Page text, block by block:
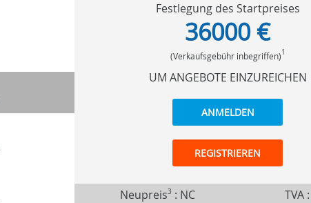
Festlegung des Startpreises
36000 €
(Verkaufsgebühr inbegriffen)1
UM ANGEBOTE EINZUREICHEN
ANMELDEN
REGISTRIEREN
Neupreis3 : NC TVA